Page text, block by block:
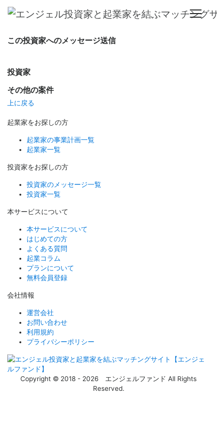
この投資家へのメッセージ送信
投資家
その他の案件
上に戻る
起業家をお探しの方
起業家の事業計画一覧
起業家一覧
投資家をお探しの方
投資家のメッセージ一覧
投資家一覧
本サービスについて
本サービスについて
はじめての方
よくある質問
起業コラム
プランについて
無料会員登録
会社情報
運営会社
お問い合わせ
利用規約
プライバシーポリシー
Copyright © 2018 - 2026 エンジェルファンド All Rights
Reserved.